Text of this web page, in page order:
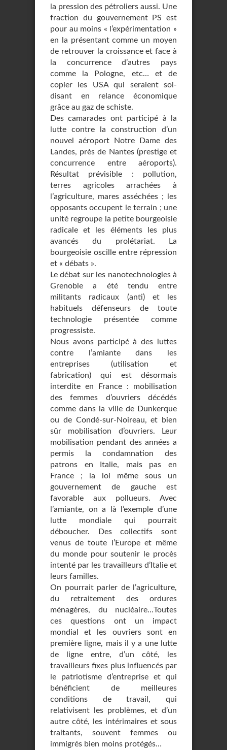
la pression des pétroliers aussi. Une
fraction du gouvernement PS est
pour au moins « l’expérimentation »
en la présentant comme un moyen
de retrouver la croissance et face à
la concurrence d’autres pays
comme la Pologne, etc… et de
copier les USA qui seraient soi-
disant en relance économique
grâce au gaz de schiste.
Des camarades ont participé à la
lutte contre la construction d’un
nouvel aéroport Notre Dame des
Landes, près de Nantes (prestige et
concurrence entre aéroports).
Résultat prévisible : pollution,
terres agricoles arrachées à
l’agriculture, mares asséchées ; les
opposants occupent le terrain ; une
unité regroupe la petite bourgeoisie
radicale et les éléments les plus
avancés du prolétariat. La
bourgeoisie oscille entre répression
et « débats ».
Le débat sur les nanotechnologies à
Grenoble a été tendu entre
militants radicaux (anti) et les
habituels défenseurs de toute
technologie présentée comme
progressiste.
Nous avons participé à des luttes
contre l’amiante dans les
entreprises (utilisation et
fabrication) qui est désormais
interdite en France : mobilisation
des femmes d’ouvriers décédés
comme dans la ville de Dunkerque
ou de Condé-sur-Noireau, et bien
sûr mobilisation d’ouvriers. Leur
mobilisation pendant des années a
permis la condamnation des
patrons en Italie, mais pas en
France ; la loi même sous un
gouvernement de gauche est
favorable aux pollueurs. Avec
l’amiante, on a là l’exemple d’une
lutte mondiale qui pourrait
déboucher. Des collectifs sont
venus de toute l’Europe et même
du monde pour soutenir le procès
intenté par les travailleurs d’Italie et
leurs familles.
On pourrait parler de l’agriculture,
du retraitement des ordures
ménagères, du nucléaire…Toutes
ces questions ont un impact
mondial et les ouvriers sont en
première ligne, mais il y a une lutte
de ligne entre, d’un côté, les
travailleurs fixes plus influencés par
le patriotisme d’entreprise et qui
bénéficient de meilleures
conditions de travail, qui
relativisent les problèmes, et d’un
autre côté, les intérimaires et sous
traitants, souvent femmes ou
immigrés bien moins protégés…